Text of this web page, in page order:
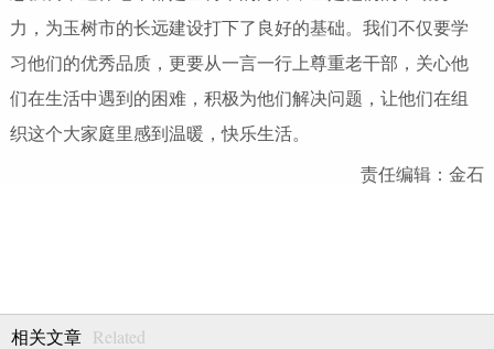
力，为玉树市的长远建设打下了良好的基础。我们不仅要学
习他们的优秀品质，更要从一言一行上尊重老干部，关心他
们在生活中遇到的困难，积极为他们解决问题，让他们在组
织这个大家庭里感到温暖，快乐生活。
责任编辑：金石
相关文章 Related